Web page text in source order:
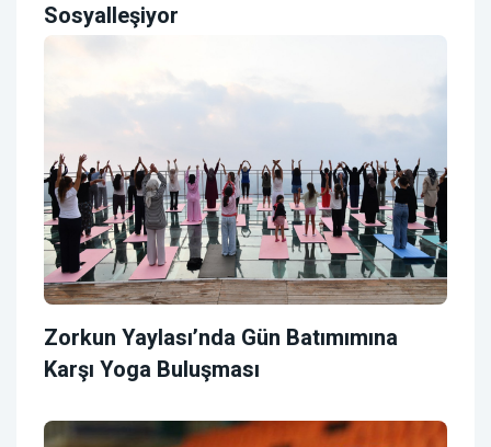
Sosyalleşiyor
Zorkun Yaylası’nda Gün Batımımına
Karşı Yoga Buluşması